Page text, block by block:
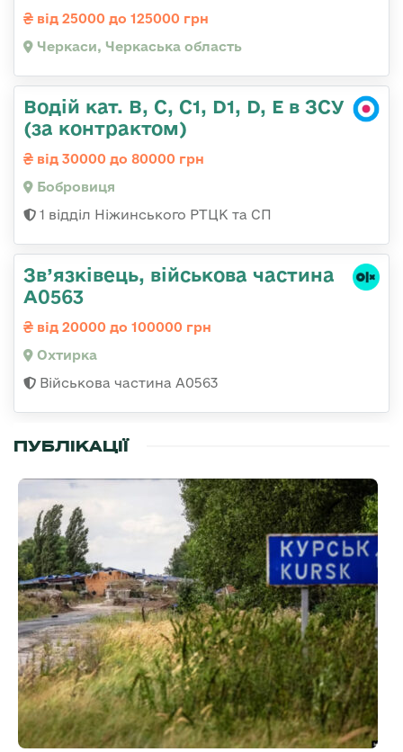
від 25000 до 125000 грн
Черкаси, Черкаська область
Водій кат. В, С, С1, D1, D, E в ЗСУ
(за контрактом)
від 30000 до 80000 грн
Бобровиця
1 відділ Ніжинського РТЦК та СП
Зв’язківець, військова частина
А0563
від 20000 до 100000 грн
Охтирка
Військова частина А0563
ПУБЛІКАЦІЇ